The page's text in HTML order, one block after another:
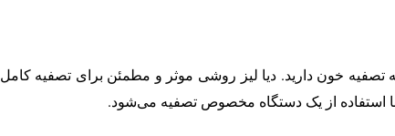
تصفیه خون دارید. دیا لیز روشی موثر و مطمئن برای تصفیه
استفاده از یک دستگاه مخصوص تصفیه می‌شود.